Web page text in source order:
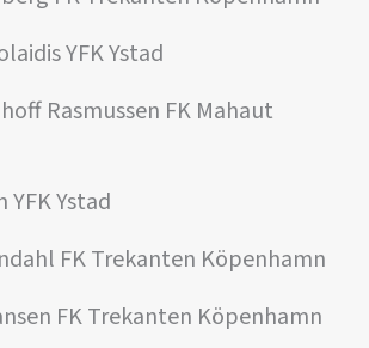
YFK Ystad
Rasmussen FK Mahaut
YFK Ystad
FK Trekanten Köpenhamn
FK Trekanten Köpenhamn